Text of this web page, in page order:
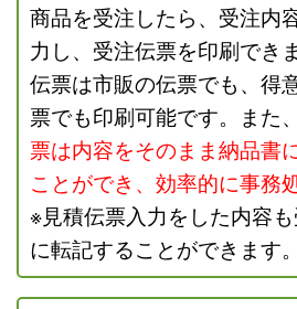
商品を受注したら、受注内
力し、受注伝票を印刷できま
伝票は市販の伝票でも、得
票でも印刷可能です。
また、
票は内容をそのまま納品書
ことができ、 効率的に事務
※見積伝票入力をした内容
に転記することができます。